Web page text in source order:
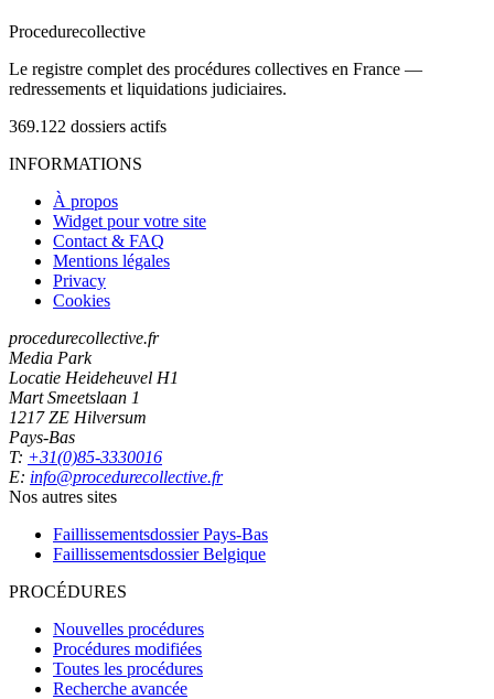
Procedurecollective
Le registre complet des procédures collectives en France —
redressements et liquidations judiciaires.
369.122 dossiers actifs
INFORMATIONS
À propos
Widget pour votre site
Contact & FAQ
Mentions légales
Privacy
Cookies
procedurecollective.fr
Media Park
Locatie Heideheuvel H1
Mart Smeetslaan 1
1217 ZE Hilversum
Pays-Bas
T: +31(0)85-3330016
E: info@procedurecollective.fr
Nos autres sites
Faillissementsdossier Pays-Bas
Faillissementsdossier Belgique
PROCÉDURES
Nouvelles procédures
Procédures modifiées
Toutes les procédures
Recherche avancée